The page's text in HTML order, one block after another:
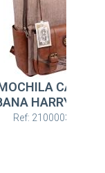
CASUAL
HARRY
Ref: 2100003163